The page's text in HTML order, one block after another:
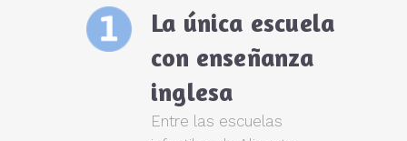
La única escuela
con enseñanza
inglesa
Entre las escuelas